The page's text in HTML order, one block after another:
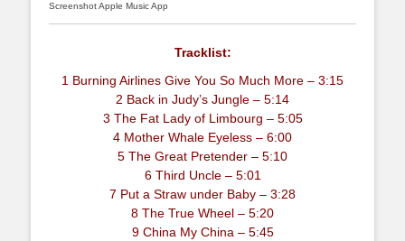
Screenshot Apple Music App
Tracklist:
1 Burning Airlines Give You So Much More – 3:15
2 Back in Judy’s Jungle – 5:14
3 The Fat Lady of Limbourg – 5:05
4 Mother Whale Eyeless – 6:00
5 The Great Pretender – 5:10
6 Third Uncle – 5:01
7 Put a Straw under Baby – 3:28
8 The True Wheel – 5:20
9 China My China – 5:45